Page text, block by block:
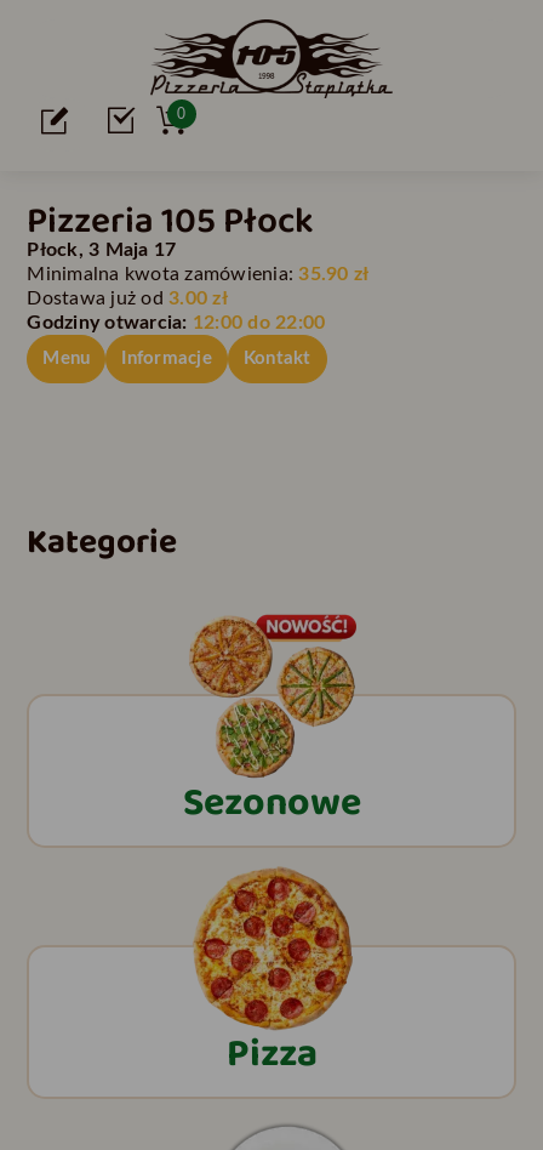
0
Pizzeria 105 Płock
Płock, 3 Maja 17
Minimalna kwota zamówienia:35.90 zł
Dostawa już od3.00 zł
Godziny otwarcia: 12:00 do 22:00
Menu Informacje Kontakt
Kategorie
Sezonowe
Pizza